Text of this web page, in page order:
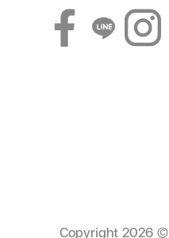
Copyright 2026 ©